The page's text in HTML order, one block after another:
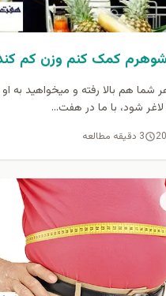
کمک کنم وزن كم
شما هم بالا رفته و ميخواهيد به او
شود، با ما در هفت...
3 دقیقه مطالعه